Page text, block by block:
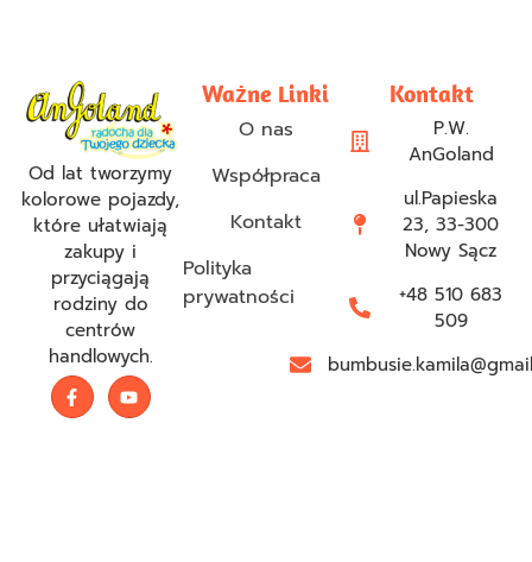
Od lat tworzymy
kolorowe pojazdy,
które ułatwiają
zakupy i
przyciągają
rodziny do
centrów
handlowych.
Ważne Linki
O nas
Współpraca
Kontakt
Polityka
prywatności
Kontakt
P.W.
AnGoland
ul.Papieska
23, 33-300
Nowy Sącz
+48 510 683
509